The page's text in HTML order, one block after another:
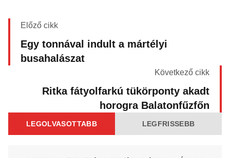
Előző cikk
Egy tonnával indult a mártélyi
busahalászat
Következő cikk
Ritka fátyolfarkú tükörponty akadt
horogra Balatonfűzfőn
LEGOLVASOTTABB LEGFRISSEBB